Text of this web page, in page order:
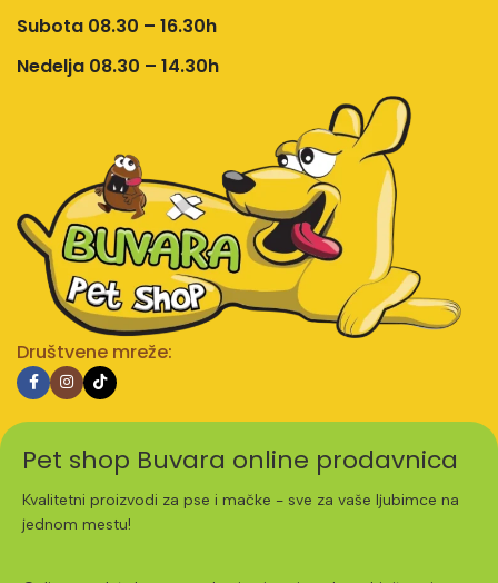
Subota 08.30 – 16.30h
Nedelja 08.30 – 14.30h
Društvene mreže:
Pet shop Buvara online prodavnica
Kvalitetni proizvodi za pse i mačke - sve za vaše ljubimce na
jednom mestu!